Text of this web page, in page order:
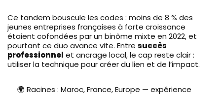
Ce tandem bouscule les codes : moins de 8 % des
jeunes entreprises françaises à forte croissance
étaient cofondées par un binôme mixte en 2022, et
pourtant ce duo avance vite. Entre succès
professionnel et ancrage local, le cap reste clair :
utiliser la technique pour créer du lien et de l’impact.
🌍 Racines : Maroc, France, Europe — expérience